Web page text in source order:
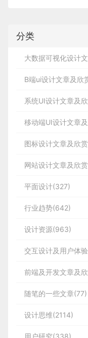
分类
大数据可视化设计
B端ui设计文章及欣
系统UI设计文章及
移动端UI设计文章
图标设计文章及欣
网站设计文章及欣
平面设计(327)
行业趋势(642)
设计资源(963)
交互设计及用户体
前端及开发文章及
随笔的一些文章(77)
设计思维(2114)
用户研究(338)